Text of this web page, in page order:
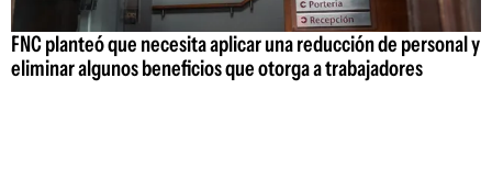
FNC planteó que necesita aplicar una reducción de personal y
eliminar algunos beneficios que otorga a trabajadores